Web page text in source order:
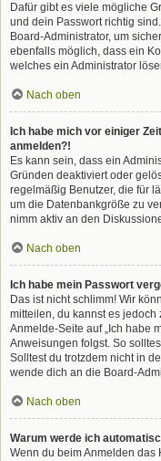
Dafür gibt es viele mögliche
und dein Passwort richtig
Board-Administrator, um
ebenfalls möglich, dass ein
welches ein Administrator
Nach oben
Ich habe mich vor einiger
anmelden?!
Es kann sein, dass ein
Gründen deaktiviert oder
regelmäßig Benutzer, die für
um die Datenbankgröße zu
nimm aktiv an den
Nach oben
Ich habe mein Passwort
Das ist nicht schlimm! Wir
mitteilen, du kannst es
Anmelde-Seite auf „Ich habe
Anweisungen folgst. So
Solltest du trotzdem nicht in
wende dich an die Board-
Nach oben
Warum werde ich
Wenn du beim Anmelden das